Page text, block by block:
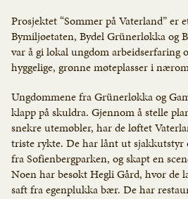
Prosjektet “Sommer på Vaterland” er
Bymiljøetaten, Bydel Grünerløkka og
var å gi lokal ungdom arbeidserfaring
hyggelige, grønne møteplasser i
Ungdommene fra Grünerløkka og
klapp på skuldra. Gjennom å stelle
snekre utemøbler, har de løftet
triste rykte. De har lånt ut sjakkutstyr
fra Sofienbergparken, og skapt en
Noen har besøkt Hegli Gård, hvor de
saft fra egenplukka bær. De har